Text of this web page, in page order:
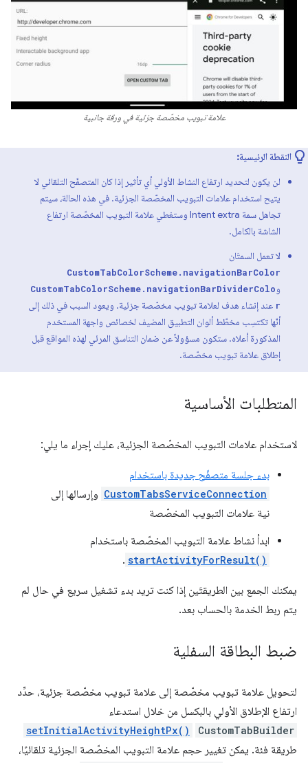
علامة تبويب مخصّصة جزئية في ورقة جانبية
النقطة الرئيسية:
لن يكون لتحديد ارتفاع النشاط الأولي أي تأثير إذا كان المتصفّح التلقائي لا
يتيح استخدام علامات التبويب المخصّصة الجزئية. في هذه الحالة، سيتم
تجاهل سمة Intent extra وستغطي علامة التبويب المخصّصة ارتفاع
الشاشة بالكامل.
لا تعمل السمتَان
CustomTabColorScheme.navigationBarColor
وCustomTabColorScheme.navigationBarDividerColo
r عند إنشاء هدف لعلامة تبويب مخصّصة جزئية. ويعود السبب في ذلك إلى
أنّها تكتسِب مخطّط ألوان التطبيق المضيف لخصائص واجهة المستخدم
المذكورة أعلاه. ستكون مسؤولاً عن ضمان التناسق المرئي لهذه المواقع قبل
إطلاق علامة تبويب مخصّصة.
المتطلبات الأساسية
لاستخدام علامات التبويب المخصّصة الجزئية، عليك إجراء ما يلي:
بدء جلسة متصفّح جديدة باستخدام
CustomTabsServiceConnection وإرسالها إلى
نية علامات التبويب المخصّصة
ابدأ نشاط علامة التبويب المخصّصة باستخدام
startActivityForResult()
.
يمكنك الجمع بين الطريقتَين إذا كنت تريد بدء تشغيل سريع في حال لم
يتم ربط الخدمة بالحساب بعد.
ضبط البطاقة السفلية
لتحويل علامة تبويب مخصّصة إلى علامة تبويب مخصّصة جزئية، حدِّد
ارتفاع الإطلاق الأولي بالبكسل من خلال استدعاء
CustomTabBuilder
setInitialActivityHeightPx()
طريقة فئة. يمكن تغيير حجم علامة التبويب المخصّصة الجزئية تلقائيًا،